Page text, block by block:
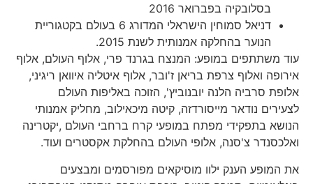
בסלובקיה בפברואר 2016
דניאל סמוחין הישראלי המדורג 6 בעולם בקטגוריית
הנוער בהחלקה אמנותית לשנת 2015.
עוד משתתפים במופע: המנצח בגרנד פרי, אלוף העולם, אלוף
אירופה ואלוף צרפת בריאן ז'ובר, אלוף איטליה איוואן ריגיני,
אלופת סרביה הלנה יובנוביץ', הזוכה באליפות העולם
לצעירים נודאר מייסורדזה, קיטה מיכאילוב, מחליק אמנותי
הנושא בתפקידי מפתח במופעי קרח ברחבי העולם ,יקטרינה
ואלכסנדר צ'סנה, אלופי העולם בהחלקת אקסטרים ועוד.
את המופע הענק ילוו מוסיקאים מפורסמים ומבצעים